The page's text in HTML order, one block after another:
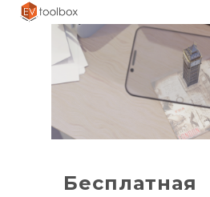
Бесплатная